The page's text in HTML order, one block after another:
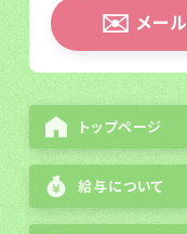
✉️ メー
トップページ
給与について